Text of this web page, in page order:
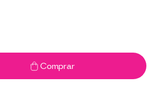
Comprar